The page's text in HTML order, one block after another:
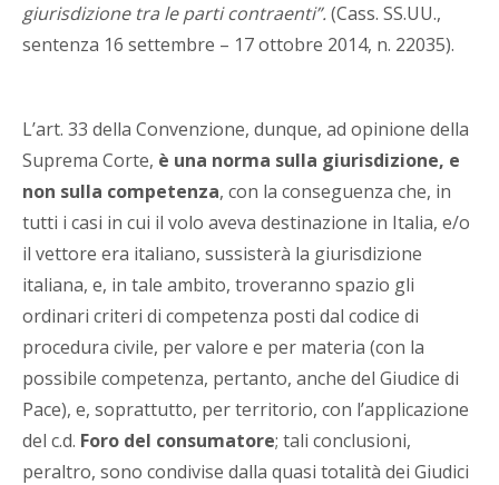
giurisdizione tra le parti contraenti”.(Cass. SS.UU.,
sentenza 16 settembre – 17 ottobre 2014, n. 22035).
L’art. 33 della Convenzione, dunque, ad opinione della
Suprema Corte, è una norma sulla giurisdizione, e
non sulla competenza, con la conseguenza che, in
tutti i casi in cui il volo aveva destinazione in Italia, e/o
il vettore era italiano, sussisterà la giurisdizione
italiana, e, in tale ambito, troveranno spazio gli
ordinari criteri di competenza posti dal codice di
procedura civile, per valore e per materia (con la
possibile competenza, pertanto, anche del Giudice di
Pace), e, soprattutto, per territorio, con l’applicazione
del c.d. Foro del consumatore; tali conclusioni,
peraltro, sono condivise dalla quasi totalità dei Giudici